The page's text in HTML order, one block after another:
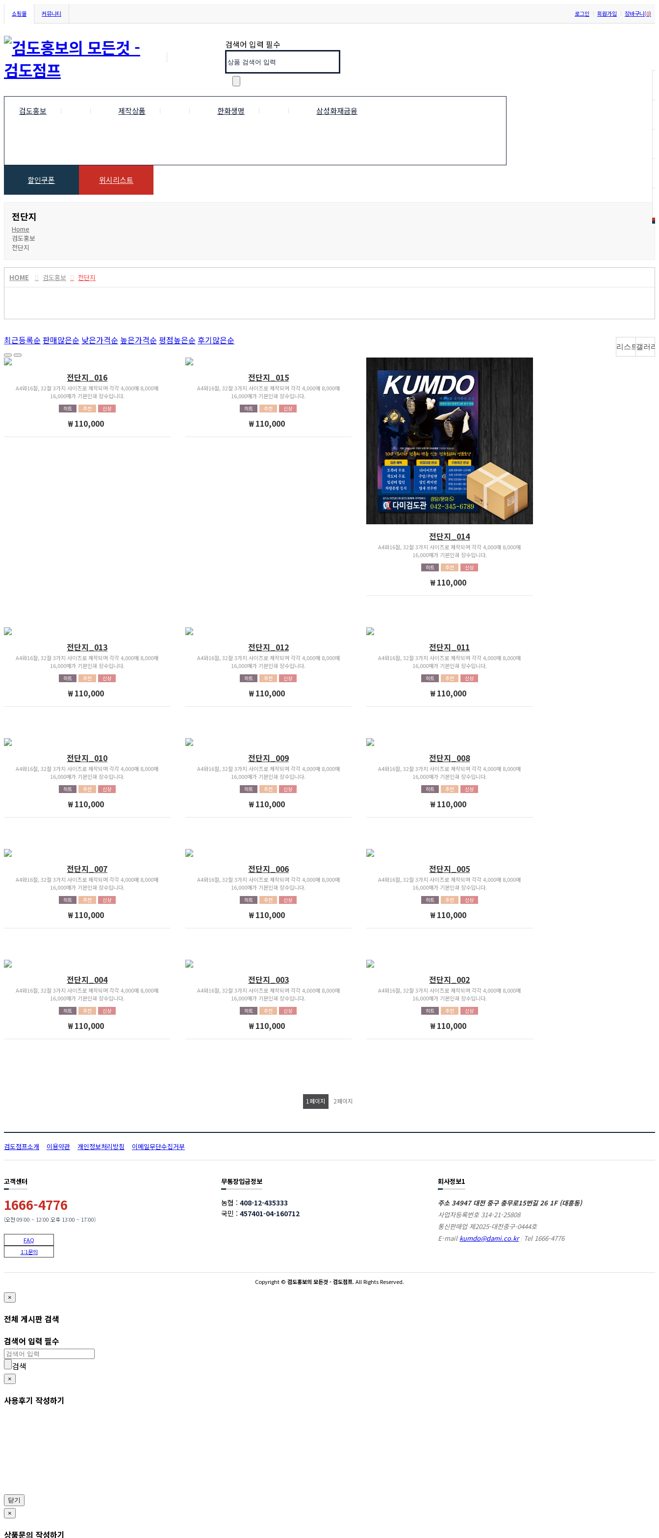
쇼핑몰 커뮤니티 로그인 회원가입 장바구니(0)
검색어 입력 필수
검도홍보 제작상품 한화생명 삼성화재금융
할인쿠폰 위시리스트
전단지
Home
검도홍보
전단지
HOME 검도홍보 전단지
최근등록순 판매많은순 낮은가격순 높은가격순 평점높은순 후기많은순
리스트뷰
갤러
전단지_016
A4와16절, 32절 3가지 사이즈로 제작되며 각각 4,000매 8,000매
16,000매가 기본인쇄 장수입니다.
히트 추천 신상
₩ 110,000
전단지_015
A4와16절, 32절 3가지 사이즈로 제작되며 각각 4,000매 8,000매
16,000매가 기본인쇄 장수입니다.
히트 추천 신상
₩ 110,000
전단지_014
A4와16절, 32절 3가지 사이즈로 제작되며 각각 4,000매 8,000매
16,000매가 기본인쇄 장수입니다.
히트 추천 신상
₩ 110,000
전단지_013
A4와16절, 32절 3가지 사이즈로 제작되며 각각 4,000매 8,000매
16,000매가 기본인쇄 장수입니다.
히트 추천 신상
₩ 110,000
전단지_012
A4와16절, 32절 3가지 사이즈로 제작되며 각각 4,000매 8,000매
16,000매가 기본인쇄 장수입니다.
히트 추천 신상
₩ 110,000
전단지_011
A4와16절, 32절 3가지 사이즈로 제작되며 각각 4,000매 8,000매
16,000매가 기본인쇄 장수입니다.
히트 추천 신상
₩ 110,000
전단지_010
A4와16절, 32절 3가지 사이즈로 제작되며 각각 4,000매 8,000매
16,000매가 기본인쇄 장수입니다.
히트 추천 신상
₩ 110,000
전단지_009
A4와16절, 32절 3가지 사이즈로 제작되며 각각 4,000매 8,000매
16,000매가 기본인쇄 장수입니다.
히트 추천 신상
₩ 110,000
전단지_008
A4와16절, 32절 3가지 사이즈로 제작되며 각각 4,000매 8,000매
16,000매가 기본인쇄 장수입니다.
히트 추천 신상
₩ 110,000
전단지_007
A4와16절, 32절 3가지 사이즈로 제작되며 각각 4,000매 8,000매
16,000매가 기본인쇄 장수입니다.
히트 추천 신상
₩ 110,000
전단지_006
A4와16절, 32절 3가지 사이즈로 제작되며 각각 4,000매 8,000매
16,000매가 기본인쇄 장수입니다.
히트 추천 신상
₩ 110,000
전단지_005
A4와16절, 32절 3가지 사이즈로 제작되며 각각 4,000매 8,000매
16,000매가 기본인쇄 장수입니다.
히트 추천 신상
₩ 110,000
전단지_004
A4와16절, 32절 3가지 사이즈로 제작되며 각각 4,000매 8,000매
16,000매가 기본인쇄 장수입니다.
히트 추천 신상
₩ 110,000
전단지_003
A4와16절, 32절 3가지 사이즈로 제작되며 각각 4,000매 8,000매
16,000매가 기본인쇄 장수입니다.
히트 추천 신상
₩ 110,000
전단지_002
A4와16절, 32절 3가지 사이즈로 제작되며 각각 4,000매 8,000매
16,000매가 기본인쇄 장수입니다.
히트 추천 신상
₩ 110,000
1 페이지 2페이지
검도점프소개 이용약관 개인정보처리방침 이메일무단수집거부
고객센터
1666-4776
(오전 09:00 ~ 12:00 오후 13:00 ~ 17:00)
FAQ
1:1문의
무통장입금정보
농협 : 408-12-435333
국민 : 457401-04-160712
회사정보1
주소 34947 대전 중구 충무로15번길 26 1F (대흥동)
사업자등록번호 314-21-25808
통신판매업 제2025-대전중구-0444호
E-mail kumdo@dami.co.kr | Tel 1666-4776
Copyright © 검도홍보의 모든것 - 검도점프. All Rights Reserved.
×
전체 게시판 검색
검색어 입력 필수
검색
×
사용후기 작성하기
닫기
×
상품문의 작성하기